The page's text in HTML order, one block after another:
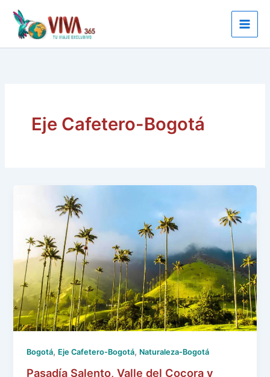
contenido
Eje Cafetero-Bogotá
Bogotá, Eje Cafetero-Bogotá, Naturaleza-Bogotá
Pasadía Salento, Valle del Cocora y